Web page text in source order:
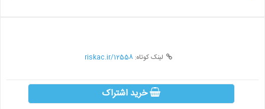
لینک کوتاه:riskac.ir/12558
خرید اشتراک